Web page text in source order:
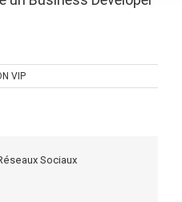
VIP
Sociaux